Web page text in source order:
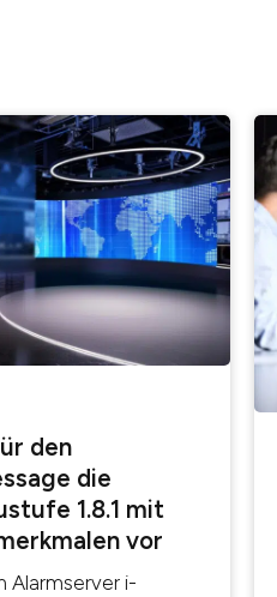
den
die
1.8.1 mit
vor
Alarmserver i-